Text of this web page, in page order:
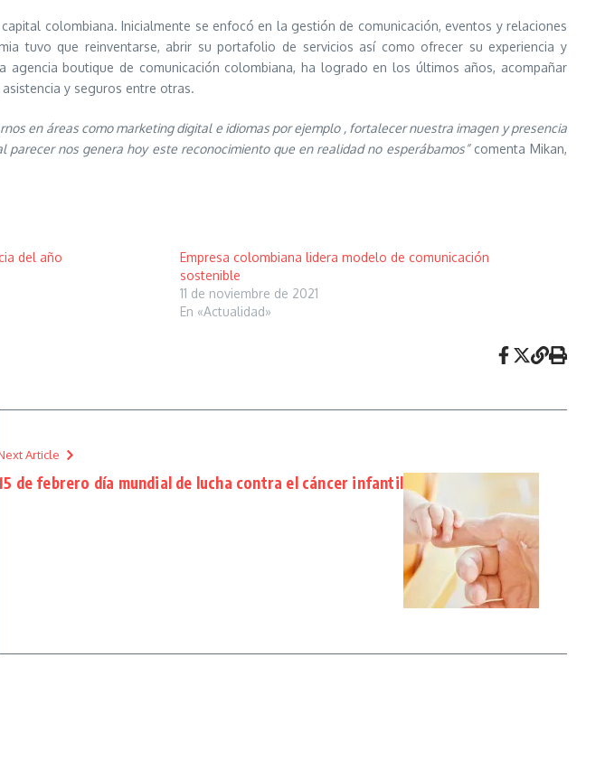
colombiana. Inicialmente se enfocó en la gestión de comunicación, eventos y relaciones
tuvo que reinventarse, abrir su portafolio de servicios así como ofrecer su experiencia y
boutique de comunicación colombiana, ha logrado en los últimos años, acompañar
y seguros entre otras.
en áreas como marketing digital e idiomas por ejemplo , fortalecer nuestra imagen y presencia
nos genera hoy este reconocimiento que en realidad no esperábamos”comenta Mikan,
del año
Empresa colombiana lidera modelo de comunicación
sostenible
11 de noviembre de 2021
En «Actualidad»
Article
de febrero día mundial de lucha contra el cáncer infantil